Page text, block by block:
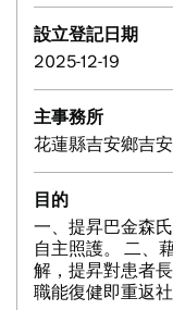
設立登記日期
2025-12-19
主事務所
花蓮縣吉安鄉吉
目的
一、提昇巴金森
自主照護。 二、
解，提昇對患者
職能復健即重返社